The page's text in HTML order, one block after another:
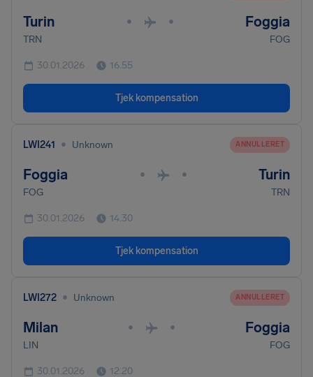
Turin • • Foggia
TRN FOG
30.01.2026 16.55
Tjek kompensation
LWI241 • Unknown ANNULLERET
Foggia • • Turin
FOG TRN
30.01.2026 14.30
Tjek kompensation
LWI272 • Unknown ANNULLERET
Milan • • Foggia
LIN FOG
30.01.2026 12.20